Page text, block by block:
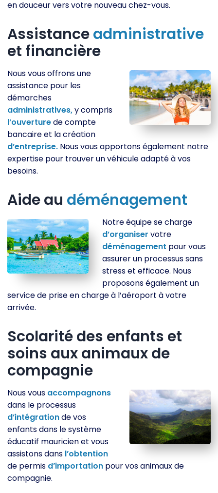
en douceur vers votre nouveau chez-vous.
Assistanceadministrative
et financière
Nous vous offrons une
assistance pour les
démarches
administratives,y compris
l’ouverturede compte
bancaire et la création
d’entreprise. Nous vous apportons également notre
expertise pour trouver un véhicule adapté à vos
besoins.
Aide au déménagement
Notre équipe se charge
d’organiser votre
déménagement pour vous
assurer un processus sans
stress et efficace. Nous
proposons également un
service de prise en charge à l’aéroport à votre
arrivée.
Scolarité des enfants et
soins aux animaux de
compagnie
Nous vous accompagnons
dans le processus
d’intégrationde vos
enfants dans le système
éducatif mauricien et vous
assistons dans l’obtention
de permis d’importation pour vos animaux de
compagnie.